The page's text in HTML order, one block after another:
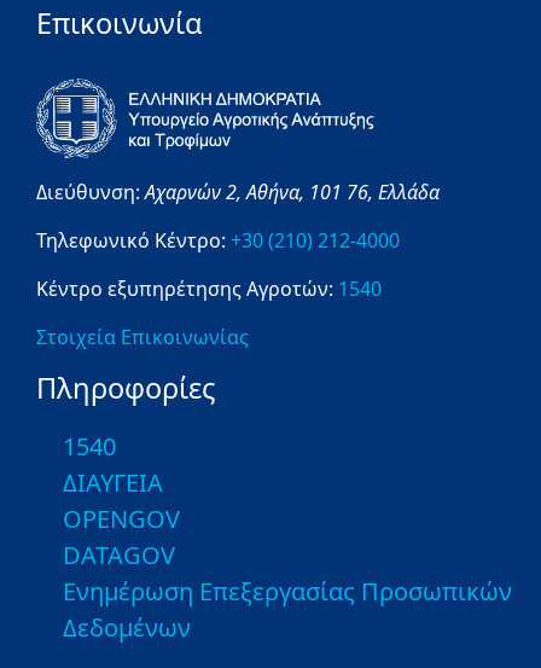
Επικοινωνία
Διεύθυνση:Αχαρνών 2,Αθήνα, 101 76, Ελλάδα
Τηλεφωνικό Κέντρο: +30 (210) 212-4000
Κέντρο εξυπηρέτησης Αγροτών: 1540
Στοιχεία Επικοινωνίας
Πληροφορίες
1540
ΔΙΑΥΓΕΙΑ
OPENGOV
DATAGOV
Ενημέρωση Επεξεργασίας Προσωπικών
Δεδομένων